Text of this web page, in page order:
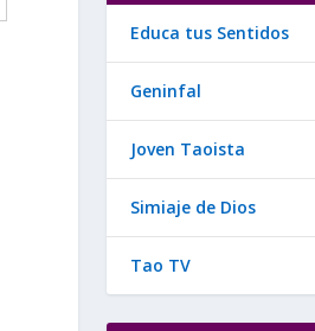
Educa tus Sentidos
Geninfal
Joven Taoista
Simiaje de Dios
Tao TV